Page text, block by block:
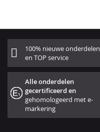
100% nieuwe onderdelen
en TOP service
Alle onderdelen
gecertificeerd en
gehomologeerd met e-
markering